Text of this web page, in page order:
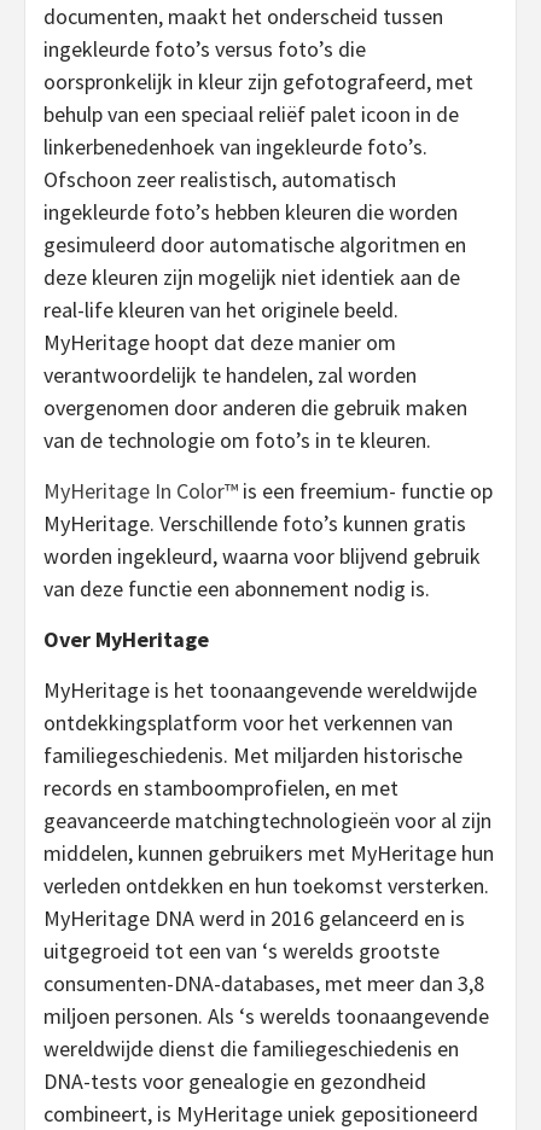
documenten, maakt het onderscheid tussen
ingekleurde foto’s versus foto’s die
oorspronkelijk in kleur zijn gefotografeerd, met
behulp van een speciaal reliëf palet icoon in de
linkerbenedenhoek van ingekleurde foto’s.
Ofschoon zeer realistisch, automatisch
ingekleurde foto’s hebben kleuren die worden
gesimuleerd door automatische algoritmen en
deze kleuren zijn mogelijk niet identiek aan de
real-life kleuren van het originele beeld.
MyHeritage hoopt dat deze manier om
verantwoordelijk te handelen, zal worden
overgenomen door anderen die gebruik maken
van de technologie om foto’s in te kleuren.
MyHeritage In Color™ is een freemium- functie op
MyHeritage. Verschillende foto’s kunnen gratis
worden ingekleurd, waarna voor blijvend gebruik
van deze functie een abonnement nodig is.
Over MyHeritage
MyHeritage is het toonaangevende wereldwijde
ontdekkingsplatform voor het verkennen van
familiegeschiedenis. Met miljarden historische
records en stamboomprofielen, en met
geavanceerde matchingtechnologieën voor al zijn
middelen, kunnen gebruikers met MyHeritage hun
verleden ontdekken en hun toekomst versterken.
MyHeritage DNA werd in 2016 gelanceerd en is
uitgegroeid tot een van ‘s werelds grootste
consumenten-DNA-databases, met meer dan 3,8
miljoen personen. Als ‘s werelds toonaangevende
wereldwijde dienst die familiegeschiedenis en
DNA-tests voor genealogie en gezondheid
combineert, is MyHeritage uniek gepositioneerd